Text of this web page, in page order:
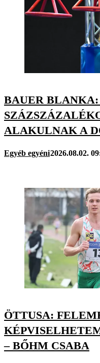
BAUER
ALAKULNAK A
Egyéb egyéni2026.08.02.
ÖTTUSA:
– BŐHM CSABA